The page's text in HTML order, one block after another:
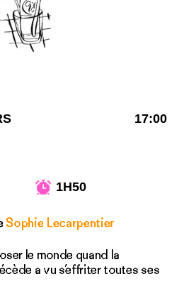
17:00
1H50
Sophie Lecarpentier
le monde quand la
a vu s’effriter toutes ses